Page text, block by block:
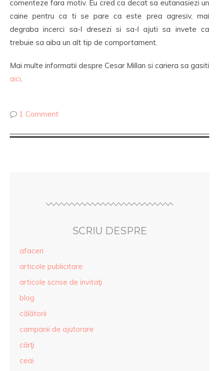
comenteze fara motiv. Eu cred ca decat sa eutanasiezi un
caine pentru ca ti se pare ca este prea agresiv, mai
degraba incerci sa-l dresezi si sa-l ajuti sa invete ca
trebuie sa aiba un alt tip de comportament.
Mai multe informatii despre Cesar Millan si cariera sa gasiti
aici.
1 Comment
SCRIU DESPRE
afaceri
articole publicitare
articole scrise de invitaţi
blog
călătorii
campanii de ajutorare
cărţi
ceai